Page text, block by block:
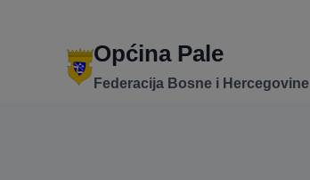
Općina Pale
Federacija Bosne i Hercegovine